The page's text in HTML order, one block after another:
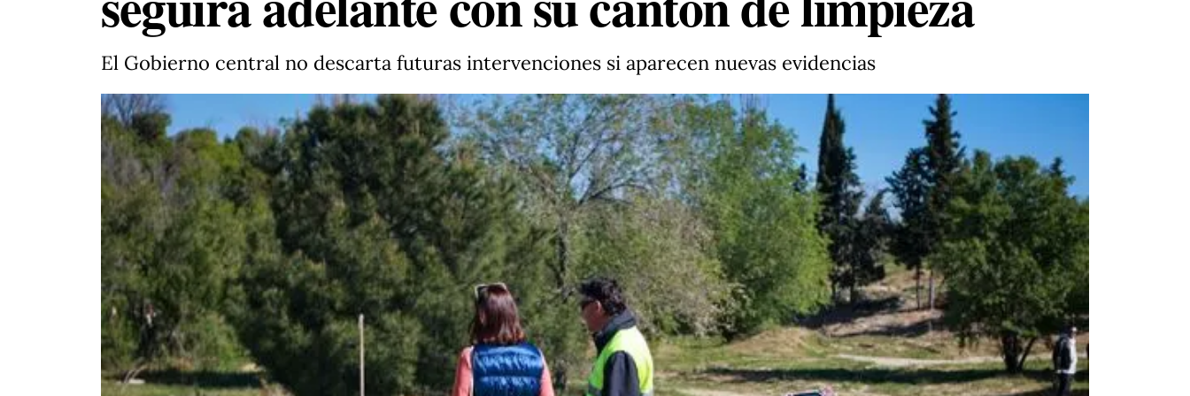
El Gobierno central no descarta futuras intervenciones si aparecen nuevas evidencias